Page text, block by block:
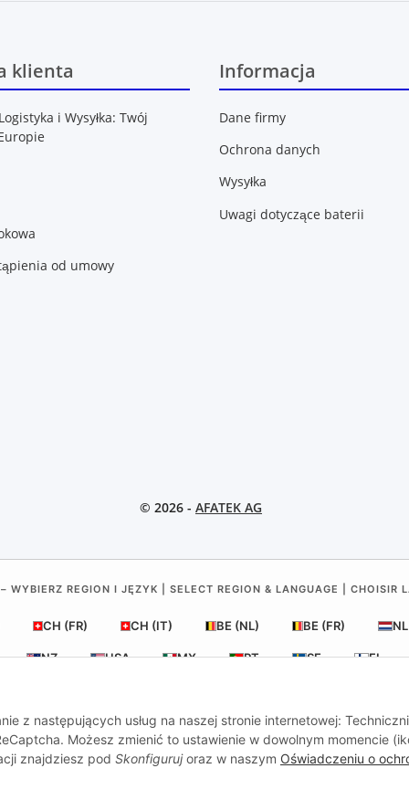
z następujących usług na naszej stronie internetowej:
Możesz zmienić to ustawienie w dowolnym momencie
znajdziesz pod Skonfigurujoraz w naszym Oświadczeniu o
klienta
i Wysyłka: Twój
od umowy
Informacja
Dane firmy
Ochrona danych
Wysyłka
Uwagi dotyczące baterii
© 2026 - AFATEK AG
WYBIERZ REGION I JĘZYK | SELECT REGION & LANGUAGE | CHOISIR
CH (FR) CH (IT) BE (NL) BE (FR) NL
NZ USA MX PT SE FI
| Twój partner w zakresie części zamiennych do przyczep i